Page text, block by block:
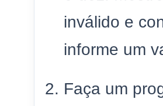
inválido e
informe um
Faça um